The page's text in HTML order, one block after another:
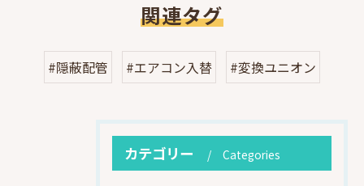
関連タグ
#隠蔽配管 #エアコン入替 #変換ユニオン
カテゴリー Categories